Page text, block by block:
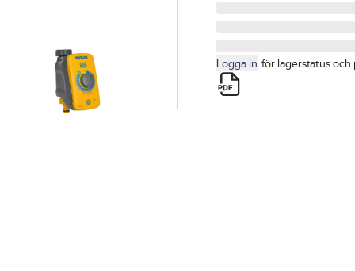
Logga in för lagerstatus och